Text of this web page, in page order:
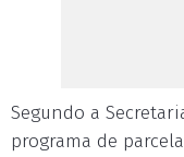
Segundo a
programa de